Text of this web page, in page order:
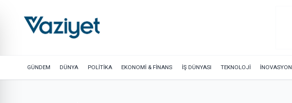
GÜNDEM DÜNYA POLİTİKA EKONOMİ & FİNANS İŞ DÜNYASI TEKNOLOJİ İNOVASYON